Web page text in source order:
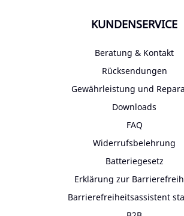
KUNDENSERVICE
Beratung & Kontakt
Rücksendungen
Gewährleistung und
Downloads
FAQ
Widerrufsbelehrung
Batteriegesetz
Erklärung zur
Barrierefreiheitsassistent